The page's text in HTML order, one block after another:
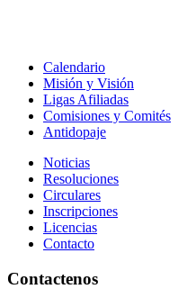
Calendario
Misión y Visión
Ligas Afiliadas
Comisiones y Comités
Antidopaje
Noticias
Resoluciones
Circulares
Inscripciones
Licencias
Contacto
Contactenos